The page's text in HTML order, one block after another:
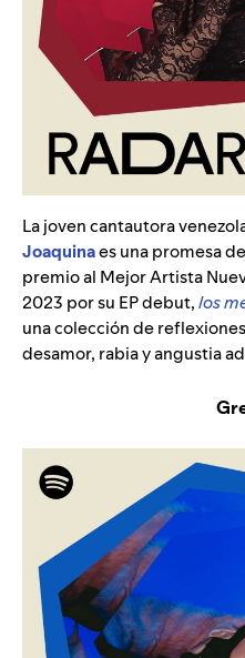
La joven cantautora
Joaquinaes una promesa
premio al Mejor Artista
2023 por su EP debut,los
una colección de
desamor, rabia y angustia